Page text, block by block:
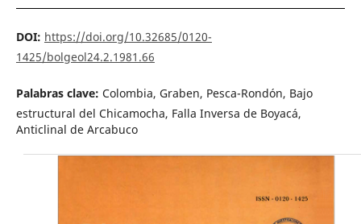
DOI: https://doi.org/10.32685/0120-
1425/bolgeol24.2.1981.66
Palabras clave: Colombia, Graben, Pesca-Rondón, Bajo
estructural del Chicamocha, Falla Inversa de Boyacá,
Anticlinal de Arcabuco